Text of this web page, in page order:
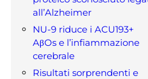
all’Alzheimer
NU-9 riduce i ACU193+
AβOs e l’infiammazione
cerebrale
Risultati sorprendenti e